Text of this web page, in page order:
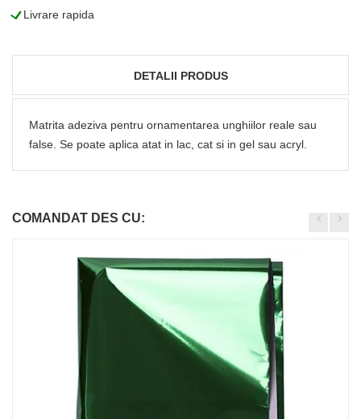
LLivrare rapida
DETALII PRODUS
Matrita adeziva pentru ornamentarea unghiilor reale sau
false. Se poate aplica atat in lac, cat si in gel sau acryl.
COMANDAT DES CU: